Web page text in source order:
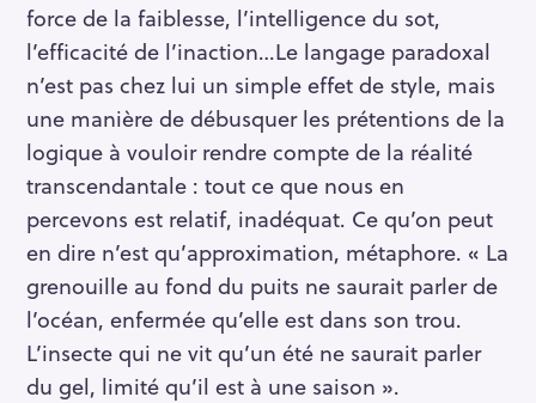
force de la faiblesse, l’intelligence du sot,
l’efficacité de l’inaction…Le langage paradoxal
n’est pas chez lui un simple effet de style, mais
une manière de débusquer les prétentions de la
logique à vouloir rendre compte de la réalité
transcendantale : tout ce que nous en
percevons est relatif, inadéquat. Ce qu’on peut
en dire n’est qu’approximation, métaphore. « La
grenouille au fond du puits ne saurait parler de
l’océan, enfermée qu’elle est dans son trou.
L’insecte qui ne vit qu’un été ne saurait parler
du gel, limité qu’il est à une saison ».